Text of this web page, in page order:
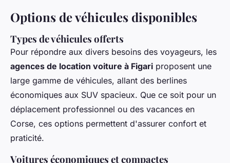
Options de véhicules disponibles
Types de véhicules offerts
Pour répondre aux divers besoins des voyageurs, les
agences de location voiture à Figari proposent une
large gamme de véhicules, allant des berlines
économiques aux SUV spacieux. Que ce soit pour un
déplacement professionnel ou des vacances en
Corse, ces options permettent d'assurer confort et
praticité.
Voitures économiques et compactes